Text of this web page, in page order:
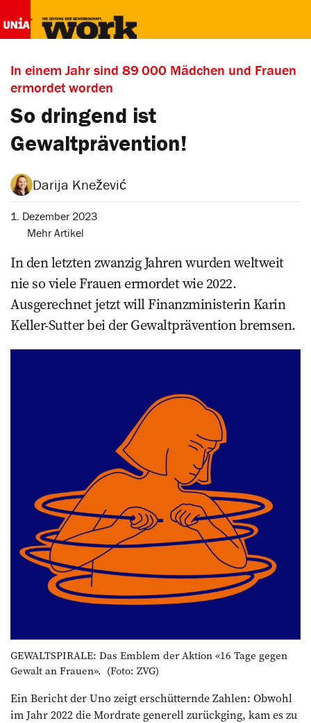
In einem Jahr sind 89 000 Mädchen und Frauen
ermordet worden
So dringend ist
Gewaltprävention!
Darija Knežević
1. Dezember 2023
Mehr Artikel
In den letzten ­zwanzig Jahren wurden ­weltweit
nie so viele Frauen ermordet wie 2022.
Ausgerechnet jetzt will Finanzministerin Karin
Keller-Sutter bei der Gewaltprävention bremsen.
GEWALTSPIRALE: Das Emblem der Aktion «16 Tage gegen
Gewalt an Frauen». (Foto: ZVG)
Ein Bericht der Uno zeigt erschütternde Zahlen: Obwohl
im Jahr 2022 die Mord­rate generell zurückging, kam es zu